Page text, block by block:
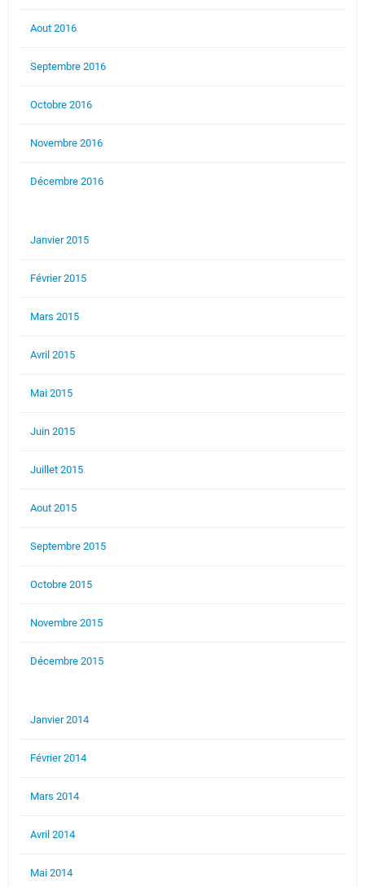
Aout 2016
Septembre 2016
Octobre 2016
Novembre 2016
Décembre 2016
Janvier 2015
Février 2015
Mars 2015
Avril 2015
Mai 2015
Juin 2015
Juillet 2015
Aout 2015
Septembre 2015
Octobre 2015
Novembre 2015
Décembre 2015
Janvier 2014
Février 2014
Mars 2014
Avril 2014
Mai 2014